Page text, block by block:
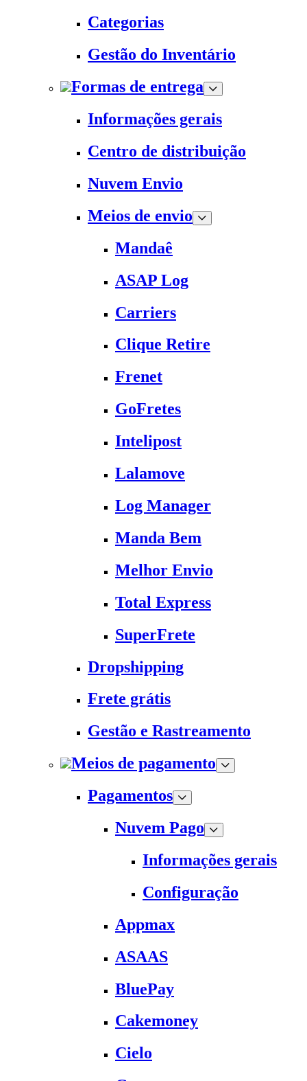
Categorias
Gestão do Inventário
Formas de entrega
Informações gerais
Centro de distribuição
Nuvem Envio
Meios de envio
Mandaê
ASAP Log
Carriers
Clique Retire
Frenet
GoFretes
Intelipost
Lalamove
Log Manager
Manda Bem
Melhor Envio
Total Express
SuperFrete
Dropshipping
Frete grátis
Gestão e Rastreamento
Meios de pagamento
Pagamentos
Nuvem Pago
Informações gerais
Configuração
Appmax
ASAAS
BluePay
Cakemoney
Cielo